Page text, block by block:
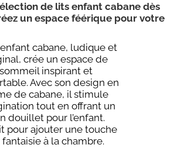
cabane, ludique et
crée un espace de
sommeil inspirant et
Avec son design en
de cabane, il stimule
tout en offrant un
douillet pour l’enfant.
pour ajouter une touche
à la chambre.
de lits enfant cabane dès
un espace féérique pour votre